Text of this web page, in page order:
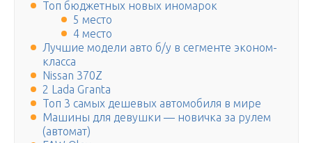
Топ бюджетных новых иномарок
5 место
4 место
Лучшие модели авто б/у в сегменте эконом-
класса
Nissan 370Z
2 Lada Granta
Топ 3 самых дешевых автомобиля в мире
Машины для девушки — новичка за рулем
(автомат)